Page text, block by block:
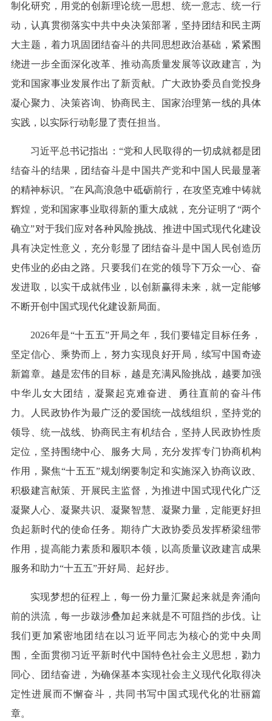
制化研究，用党的创新理论统一思想、统一意志、统一行
动，认真贯彻落实中共中央决策部署，坚持团结和民主两
大主题，着力巩固团结奋斗的共同思想政治基础，紧紧围
绕进一步全面深化改革、推动高质量发展等议政建言，为
党和国家事业发展作出了新贡献。广大政协委员自觉投身
凝心聚力、决策咨询、协商民主、国家治理第一线的具体
实践，以实际行动彰显了责任担当。
习近平总书记指出：“党和人民取得的一切成就都是团
结奋斗的结果，团结奋斗是中国共产党和中国人民最显著
的精神标识。”在风高浪急中砥砺前行，在攻坚克难中铸就
辉煌，党和国家事业取得新的重大成就，充分证明了“两个
确立”对于我们应对各种风险挑战、推进中国式现代化建设
具有决定性意义，充分彰显了团结奋斗是中国人民创造历
史伟业的必由之路。只要我们在党的领导下万众一心、奋
发进取，以实干成就伟业，以创新赢得未来，就一定能够
不断开创中国式现代化建设新局面。
2026年是“十五五”开局之年，我们要锚定目标任务，
坚定信心、乘势而上，努力实现良好开局，续写中国奇迹
新篇章。越是宏伟的目标，越是充满风险挑战，越要加强
中华儿女大团结，凝聚起克难奋进、勇往直前的奋斗伟
力。人民政协作为最广泛的爱国统一战线组织，坚持党的
领导、统一战线、协商民主有机结合，坚持人民政协性质
定位，坚持围绕中心、服务大局，充分发挥专门协商机构
作用，聚焦“十五五”规划纲要制定和实施深入协商议政、
积极建言献策、开展民主监督，为推进中国式现代化广泛
凝聚人心、凝聚共识、凝聚智慧、凝聚力量，定能更好担
负起新时代的使命任务。期待广大政协委员发挥桥梁纽带
作用，提高能力素质和履职本领，以高质量议政建言成果
服务和助力“十五五”开好局、起好步。
实现梦想的征程上，每一份力量汇聚起来就是奔涌向
前的洪流，每一步跋涉叠加起来就是不可阻挡的步伐。让
我们更加紧密地团结在以习近平同志为核心的党中央周
围，全面贯彻习近平新时代中国特色社会主义思想，勠力
同心、团结奋进，为确保基本实现社会主义现代化取得决
定性进展而不懈奋斗，共同书写中国式现代化的壮丽篇
章。